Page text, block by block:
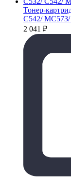
Тонер-
C542/
2 041 ₽